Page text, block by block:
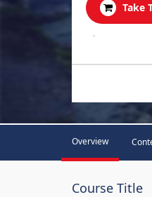
Take
.
Overview
Course Title